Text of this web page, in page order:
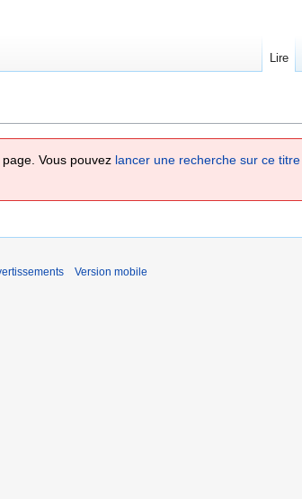
page. Vous pouvez lancer une recherche sur ce titre
Lire
Version mobile